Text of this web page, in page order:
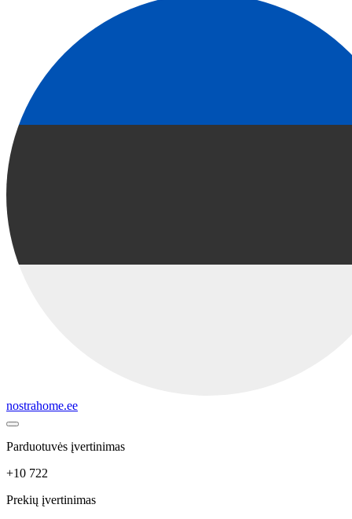
nostrahome.ee
Parduotuvės įvertinimas
+10 722
Prekių įvertinimas